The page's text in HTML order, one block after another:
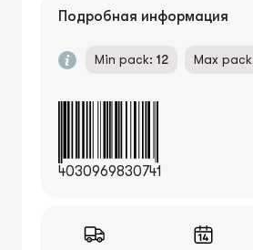
Подробная информация
Min pack: 12 Max
4030969830741